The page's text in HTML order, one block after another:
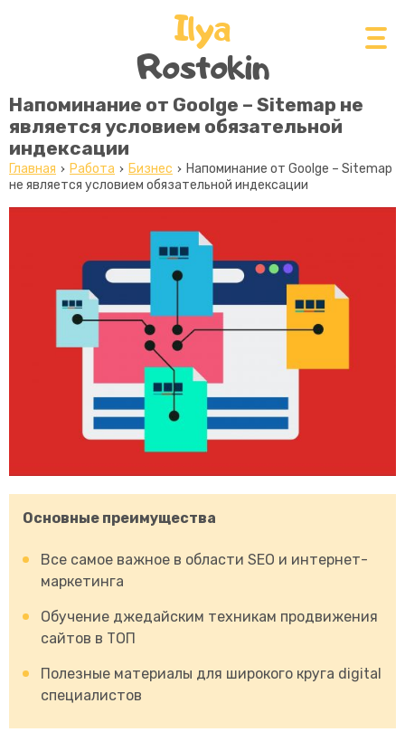
Ilya
Rostokin
Напоминание от Goolge – Sitemap не
является условием обязательной
индексации
Главная Работа Бизнес
Напоминание от Goolge – Sitemap
не является условием обязательной индексации
Основные преимущества
Все самое важное в области SEO и интернет-
маркетинга
Обучение джедайским техникам продвижения
сайтов в ТОП
Полезные материалы для широкого круга digital
специалистов